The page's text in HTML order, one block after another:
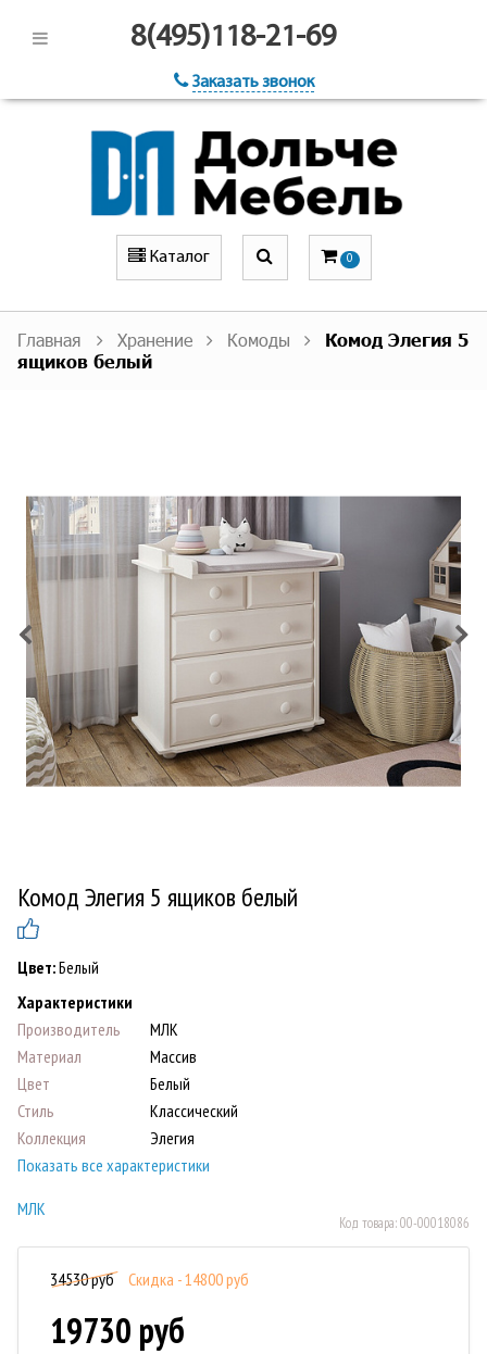
8(495)118-21-69
Заказать звонок
Каталог 0
Главная Хранение Комоды
Комод Элегия 5
ящиков белый
Комод Элегия 5 ящиков белый
Цвет:Белый
Характеристики
Производитель
МЛК
Материал
Массив
Цвет
Белый
Стиль
Классический
Коллекция
Элегия
Показать все характеристики
МЛК
Код товара:00-00018086
34530 руб Скидка - 14800 руб
19730 руб